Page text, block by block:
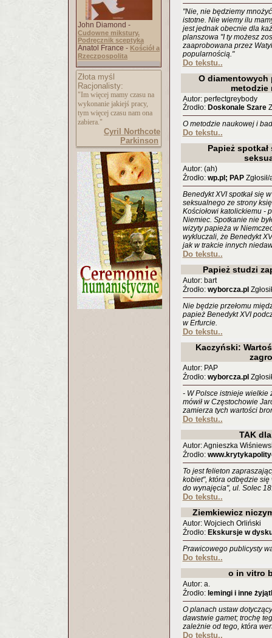
John Diamond -
Cudowne mikstury.
Podręcznik sceptyka
Anatol France - Kościół a
Rzeczpospolita
Złota myśl
Racjonalisty:
"Im więcej mamy czasu na
wykonanie jakiejś pracy,
tym więcej czasu nam ona
zabiera."
Cyril Northcote
Parkinson
"Nie, nie będziemy
istotne. Nie wiemy ilu
jest jednak obecnie dla
planszowa "I ty możesz
zaaprobowana przez
popularnością."
Do tekstu..
O diamentowych
metodzie
Autor: perfectgreybody
Źrodło: Doskonale Szare
O metodzie naukowej i
Do tekstu..
Papież
Autor: (ah)
Źrodło: wp.pl; PAP
Benedykt XVI spotkał się
seksualnego ze strony
Kościołowi katolickiemu -
Niemiec. Spotkanie nie
wizyty papieża w
wykluczali, że Benedykt
jak w trakcie innych
Do tekstu..
Papież studzi
Autor: bart
Źrodło: wyborcza.pl
Nie będzie przełomu
papież Benedykt XVI
w Erfurcie.
Do tekstu..
Kaczyński:
Autor: PAP
Źrodło: wyborcza.pl
- W Polsce istnieje wielkie
mówił w Częstochowie
zamierza tych wartości
Do tekstu..
TAK
Autor: Agnieszka
Źrodło:
To jest felieton
kobiet", która odbędzie
do wynajęcia", ul. Solec
Do tekstu..
Ziemkiewicz
Autor: Wojciech Orliński
Źrodło: Ekskursje w
Prawicowego publicysty
Do tekstu..
o in vitro
Autor: a.
Źrodło: lemingi i inne
O planach ustaw
dawstwie gamet; trochę
zależnie od tego, która
Do tekstu..